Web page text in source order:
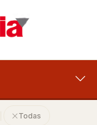
Todas